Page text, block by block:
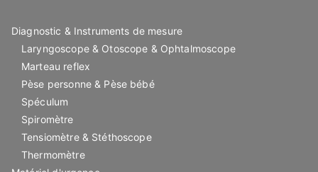
Diagnostic & Instruments de mesure
Laryngoscope & Otoscope & Ophtalmoscope
Marteau reflex
Pèse personne & Pèse bébé
Spéculum
Spiromètre
Tensiomètre & Stéthoscope
Thermomètre